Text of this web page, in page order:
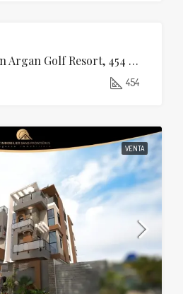
Terreno en venta en Argan Golf Resort, 454 m², Marrakech
454
VENTA